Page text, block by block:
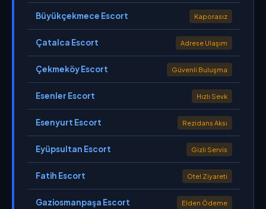
Büyükçekmece Escort Kaporasız
Çatalca Escort Adrese Ulaşım
Çekmeköy Escort Güvenli Buluşma
Esenler Escort Hızlı Sevk
Esenyurt Escort Rezidans Aksı
Eyüpsultan Escort Gizli Servis
Fatih Escort Otel Ziyareti
Gaziosmanpaşa Escort Elden Ödeme